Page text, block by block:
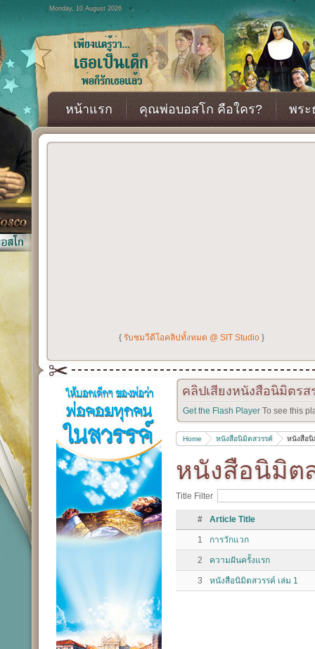
Monday, 10 August 2026
หน้าแรก คุณพ่อบอสโก คือใคร? พระ
{ รับชมวีดีโอคลิปทั้งหมด @ SIT Studio }
คลิปเสียงหนังสือนิมิตรส
Get the Flash Player To see this
Home หนังสือนิมิตสวรรค์ หนังสือนิ
หนังสือนิมิต
Title Filter
# Article Title
1 การวักแวก
2 ความฝันครั้งแรก
3 หนังสือนิมิตสวรรค์ เล่ม 1